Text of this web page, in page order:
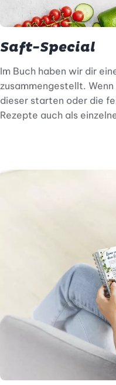
Saft-Special
Im Buch haben wir dir
zusammengestellt.
dieser starten oder die
Rezepte auch als